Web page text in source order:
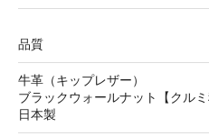
品質
牛革（キップレザー）
ブラックウォールナット【クル
日本製